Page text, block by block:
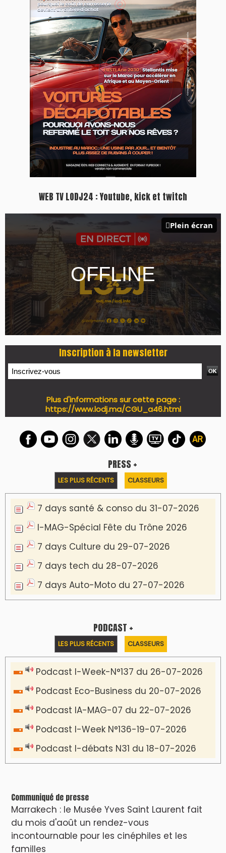
WEB TV LODJ24 : Youtube, kick et twitch
Plein écran
Inscription à la newsletter
Plus d'informations sur cette page :
https://www.lodj.ma/CGU_a46.html
PRESS +
LES PLUS RÉCENTS CLASSEURS
7 days santé & conso du 31-07-2026
I-MAG-Spécial Fête du Trône 2026
7 days Culture du 29-07-2026
7 days tech du 28-07-2026
7 days Auto-Moto du 27-07-2026
PODCAST +
LES PLUS RÉCENTS CLASSEURS
Podcast I-Week-N°137 du 26-07-2026
Podcast Eco-Business du 20-07-2026
Podcast IA-MAG-07 du 22-07-2026
Podcast I-Week N°136-19-07-2026
Podcast I-débats N31 du 18-07-2026
Communiqué de presse
Marrakech : le Musée Yves Saint Laurent fait
du mois d'août un rendez-vous
incontournable pour les cinéphiles et les
familles